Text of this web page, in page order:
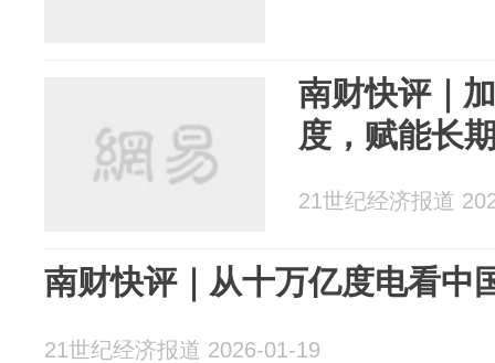
南财快评｜
度，赋能长
21世纪经济报道
南财快评｜从十万亿度电看中
21世纪经济报道 2026-01-19